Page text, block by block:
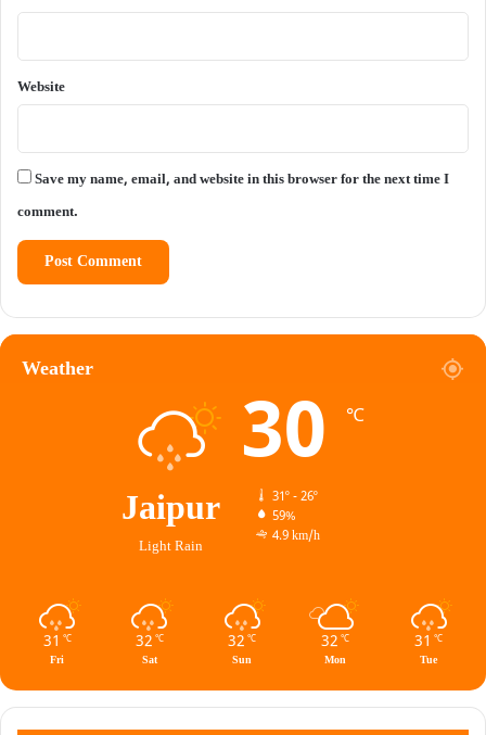
Website
Save my name, email, and website in this browser for the next time I
comment.
Weather
Jaipur
Light Rain
30 ℃
31º - 26º
59%
4.9 km/h
31 ℃
Fri
32 ℃
Sat
32 ℃
Sun
32 ℃
Mon
31 ℃
Tue